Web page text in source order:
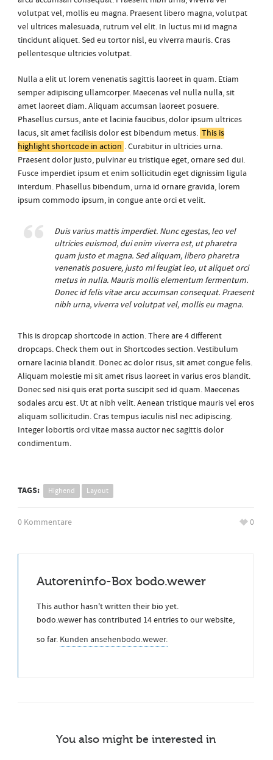
volutpat vel, mollis eu magna. Praesent libero magna, volutpat
vel ultrices malesuada, rutrum vel elit. In luctus mi id magna
tincidunt aliquet. Sed eu tortor nisl, eu viverra mauris. Cras
pellentesque ultricies volutpat.
Nulla a elit ut lorem venenatis sagittis laoreet in quam. Etiam
semper adipiscing ullamcorper. Maecenas vel nulla nulla, sit
amet laoreet diam. Aliquam accumsan laoreet posuere.
Phasellus cursus, ante et lacinia faucibus, dolor ipsum ultrices
lacus, sit amet facilisis dolor est bibendum metus. This is
highlight shortcode in action . Curabitur in ultricies urna.
Praesent dolor justo, pulvinar eu tristique eget, ornare sed dui.
Fusce imperdiet ipsum et enim sollicitudin eget dignissim ligula
interdum. Phasellus bibendum, urna id ornare gravida, lorem
ipsum commodo ipsum, in congue ante orci et velit.
Duis varius mattis imperdiet. Nunc egestas, leo vel
ultricies euismod, dui enim viverra est, ut pharetra
quam justo et magna. Sed aliquam, libero pharetra
venenatis posuere, justo mi feugiat leo, ut aliquet orci
metus in nulla. Mauris mollis elementum fermentum.
Donec id felis vitae arcu accumsan consequat. Praesent
nibh urna, viverra vel volutpat vel, mollis eu magna.
This is dropcap shortcode in action. There are 4 different
dropcaps. Check them out in Shortcodes section. Vestibulum
ornare lacinia blandit. Donec ac dolor risus, sit amet congue felis.
Aliquam molestie mi sit amet risus laoreet in varius eros blandit.
Donec sed nisi quis erat porta suscipit sed id quam. Maecenas
sodales arcu est. Ut at nibh velit. Aenean tristique mauris vel eros
aliquam sollicitudin. Cras tempus iaculis nisl nec adipiscing.
Integer lobortis orci vitae massa auctor nec sagittis dolor
condimentum.
TAGS: Highend Layout
0 Kommentare 0
Autoreninfo-Box bodo.wewer
This author hasn't written their bio yet.
bodo.wewer has contributed 14 entries to our website,
so far. Kunden ansehenbodo.wewer.
You also might be interested in